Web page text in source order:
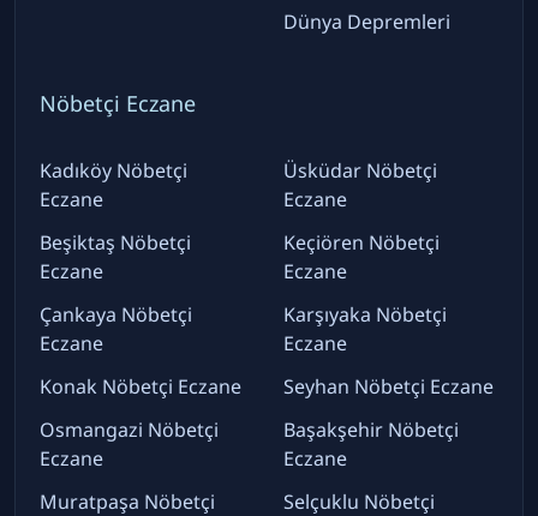
Dünya Depremleri
Nöbetçi Eczane
Kadıköy Nöbetçi
Eczane
Beşiktaş Nöbetçi
Eczane
Çankaya Nöbetçi
Eczane
Konak Nöbetçi Eczane
Osmangazi Nöbetçi
Eczane
Muratpaşa Nöbetçi
Üsküdar Nöbetçi
Eczane
Keçiören Nöbetçi
Eczane
Karşıyaka Nöbetçi
Eczane
Seyhan Nöbetçi Eczane
Başakşehir Nöbetçi
Eczane
Selçuklu Nöbetçi